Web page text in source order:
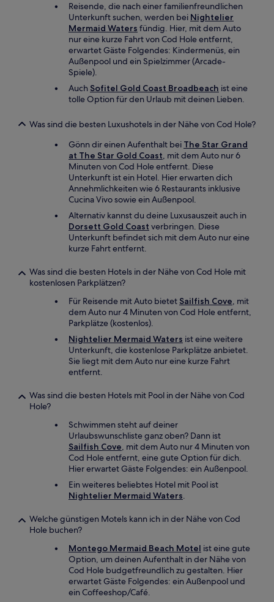
Reisende, die nach einer familienfreundlichen
Unterkunft suchen, werden bei Nightelier
Mermaid Waters fündig. Hier, mit dem Auto
nur eine kurze Fahrt von Cod Hole entfernt,
erwartet Gäste Folgendes: Kindermenüs, ein
Außenpool und ein Spielzimmer (Arcade-
Spiele).
Auch Sofitel Gold Coast Broadbeach ist eine
tolle Option für den Urlaub mit deinen Lieben.
Was sind die besten Luxushotels in der Nähe von Cod Hole?
Gönn dir einen Aufenthalt bei The Star Grand
at The Star Gold Coast, mit dem Auto nur 6
Minuten von Cod Hole entfernt. Diese
Unterkunft ist ein Hotel. Hier erwarten dich
Annehmlichkeiten wie 6 Restaurants inklusive
Cucina Vivo sowie ein Außenpool.
Alternativ kannst du deine Luxusauszeit auch in
Dorsett Gold Coast verbringen. Diese
Unterkunft befindet sich mit dem Auto nur eine
kurze Fahrt entfernt.
Was sind die besten Hotels in der Nähe von Cod Hole mit
kostenlosen Parkplätzen?
Für Reisende mit Auto bietet Sailfish Cove, mit
dem Auto nur 4 Minuten von Cod Hole entfernt,
Parkplätze (kostenlos).
Nightelier Mermaid Waters ist eine weitere
Unterkunft, die kostenlose Parkplätze anbietet.
Sie liegt mit dem Auto nur eine kurze Fahrt
entfernt.
Was sind die besten Hotels mit Pool in der Nähe von Cod
Hole?
Schwimmen steht auf deiner
Urlaubswunschliste ganz oben? Dann ist
Sailfish Cove, mit dem Auto nur 4 Minuten von
Cod Hole entfernt, eine gute Option für dich.
Hier erwartet Gäste Folgendes: ein Außenpool.
Ein weiteres beliebtes Hotel mit Pool ist
Nightelier Mermaid Waters.
Welche günstigen Motels kann ich in der Nähe von Cod
Hole buchen?
Montego Mermaid Beach Motel ist eine gute
Option, um deinen Aufenthalt in der Nähe von
Cod Hole budgetfreundlich zu gestalten. Hier
erwartet Gäste Folgendes: ein Außenpool und
ein Coffeeshop/Café.